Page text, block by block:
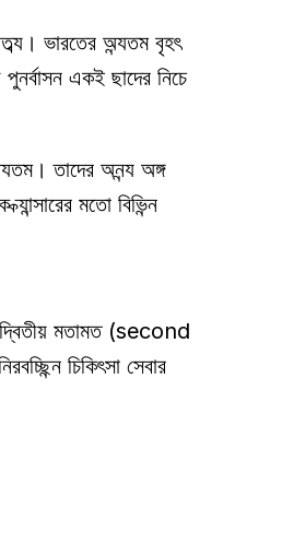
ভারতের অন্যতম বৃহৎ
পুনর্বাসন একই ছাদের নিচে
তাদের অনন্য অঙ্গ
মতো বিভিন্ন
চিকিৎসা সেবার